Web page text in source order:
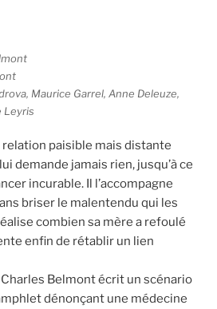
Maurice Garrel, Anne Deleuze,
Leyris
paisible mais distante
demande jamais rien, jusqu’à ce
incurable. Il l’accompagne
briser le malentendu qui les
combien sa mère a refoulé
enfin de rétablir un lien
Belmont écrit un scénario
dénonçant une médecine